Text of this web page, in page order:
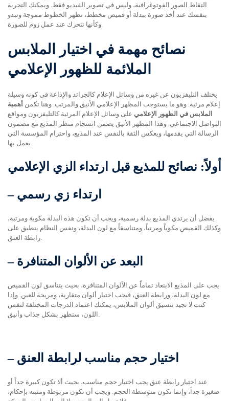
التقاط الصور الفوتوغرافية، وليس في تصوير الفيديو فقط. ويمكنك التجربة
بنفسك عند أخذ صورة ببدلة أو قميص مخطط، تظهر الخطوط مموجة وتبدو
نصائح مهمة في اختيار الملابس
الملائمة للظهور الإعلامي
يختلف التليفزيون عن غيره من وسائل الإعلام كالجرائد والإذاعة في كونه وسيلة
إعلام مرئية. وهو ما يستوجب المظهر الإعلامي الأنيق والمرتب. وهنا تكمن أهمية
الملابس في الظهور الإعلامي على وسائل الإعلام المرئية كالتليفزيون ومواقع
التواصل الاجتماعي. وهذا المظهر الأنيق يضمن انسجام منظر المذيع مع مضمون
الرسالة التي يقدمها، ويعكس الثقة بالنفس عند المذيع، واحترام المؤسسة التي
أولاً: نصائح للمذيع قبل ارتداء الزي الإعلامي
– ارتداء زي رسمي
يفضل أن يرتدي المذيع بدلة رسمية، ويجب أن تكون هذه البدلة مكوية ومرتبة،
وكذلك القميص مكوياً ومرتباً، ومتناسقاً مع لون البدلة، ونفس النظام ينطبق على
– البعد عن الألوان المتنافرة
يجب على المذيع الابتعاد تماماً عن الألوان المتنافرة، بحيث يتناسق لون القميص
مع لون البدلة، ورابطة العنق، فيجب اختيار ألوان متقاربة، ومريحة للعين. وإذا
كنت لا تجيد تنسيق ألوان الملابس، يمكنك اعتماد الدرجات المختلفة لنفس
– اختيار حجم مناسب لرابطة العنق
عند اختيار رابطة عنق يجب اختيار حجم مناسب، بحيث ألا تكون كبيرة جداً أو
صغيرة جداً، وإنما تكون متوسطة الحجم. ويجب أن تكون مربوطة ومثبته بإحكام،